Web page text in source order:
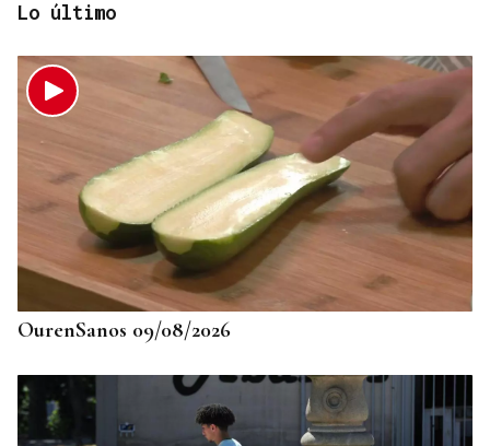
CRISIS MIGRATORIA
Hallado un cadáver en aguas de Ceuta y son ya 83
los muertos de la entrada masiva de migrantes
Lo último
OurenSanos 09/08/2026